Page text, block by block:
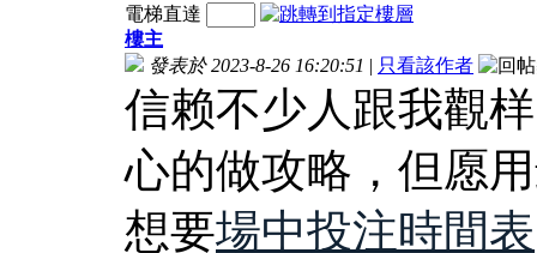
電梯直達
樓主
發表於 2023-8-26 16:20:51 | 只看該作者
信赖不少人跟我觀
心的做攻略，但愿
想要場中投注時間表